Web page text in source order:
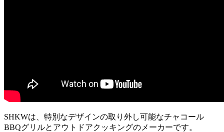
SHKWは、特別なデザインの取り外し可能なチャコール
BBQグリルとアウトドアクッキングのメーカーです。